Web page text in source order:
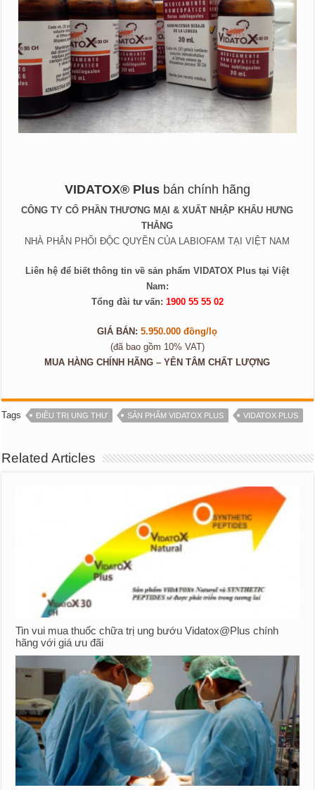
VIDATOX® Plusbán chính hãng
CÔNG TY CỔ PHẦN THƯƠNG MẠI & XUẤT NHẬP KHẨU HƯNG
THẮNG
NHÀ PHÂN PHỐI ĐỘC QUYỀN CỦA LABIOFAM TẠI VIỆT NAM
Liên hệ để biết thông tin về sản phẩm VIDATOX Plus tại Việt
Nam:
Tổng đài tư vấn: 1900 55 55 02
GIÁ BÁN: 5.950.000 đồng/lọ
(đã bao gồm 10% VAT)
MUA HÀNG CHÍNH HÃNG – YÊN TÂM CHẤT LƯỢNG
Tags ĐIỀU TRỊ UNG THƯ SẢN PHẨM VIDATOX PLUS VIDATOX PLUS
Related Articles
Tin vui mua thuốc chữa trị ung bướu Vidatox@Plus chính
hãng với giá ưu đãi